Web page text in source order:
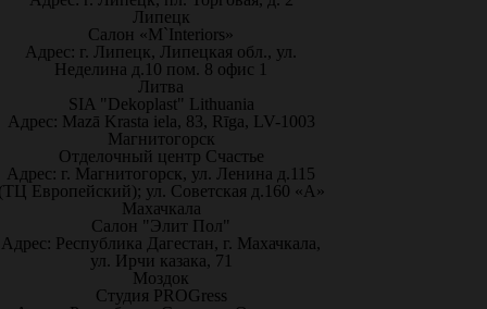
Липецк
Салон «M`Interiors»
Адрес: г. Липецк, Липецкая обл., ул.
Неделина д.10 пом. 8 офис 1
Литва
SIA "Dekoplast" Lithuania
Адрес: Mazā Krasta iela, 83, Rīga, LV-1003
Магнитогорск
Отделочный центр Счастье
Адрес: г. Магнитогорск, ул. Ленина д.115
Европейский); ул. Советская д.160 «А»
Махачкала
Салон "Элит Пол"
Адрес: Республика Дагестан, г. Махачкала,
ул. Ирчи казака, 71
Моздок
Студия PROGress